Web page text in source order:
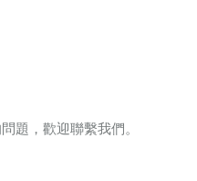
題，歡迎聯繫我們。